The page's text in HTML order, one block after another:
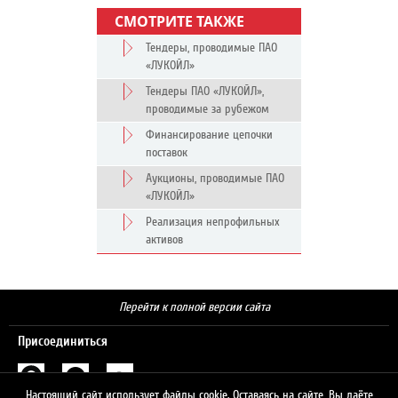
СМОТРИТЕ ТАКЖЕ
Тендеры, проводимые ПАО
«ЛУКОЙЛ»
Тендеры ПАО «ЛУКОЙЛ»,
проводимые за рубежом
Финансирование цепочки
поставок
Аукционы, проводимые ПАО
«ЛУКОЙЛ»
Реализация непрофильных
активов
Перейти к полной версии сайта
Присоединиться